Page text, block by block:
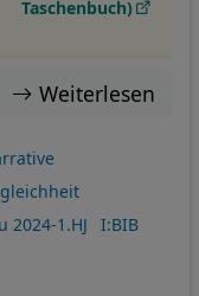
Taschenbuch)
Weiterlesen
2024-1.HJ
I:BIB